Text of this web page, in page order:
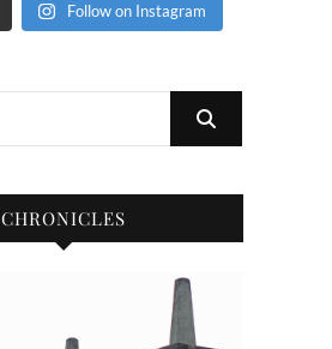
Follow on Instagram
CHRONICLES